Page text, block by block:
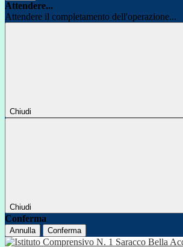
Attendere...
Attendere il completamento dell'operazione...
Chiudi
Chiudi
Conferma
Annulla Conferma